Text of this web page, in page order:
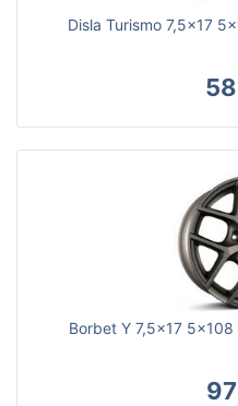
Disla Turismo 7,5x17
Borbet Y 7,5x17